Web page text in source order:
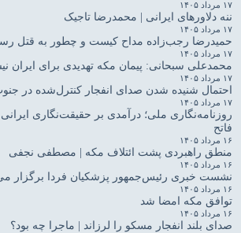
۱۷ مرداد ۱۴۰۵
ننه دلاورهای ایرانی | محمدرضا تاجیک
۱۷ مرداد ۱۴۰۵
حمیدرضا رجب‌زاده مداح کیست و چطور به قتل
۱۷ مرداد ۱۴۰۵
محمدعلی سبحانی: پیمان مکه تهدیدی برای ایران
۱۷ مرداد ۱۴۰۵
احتمال شنیده شدن صدای انفجار کنترل‌شده در
۱۷ مرداد ۱۴۰۵
روزنامه‌نگاری ملی؛ درآمدی بر حقیقت‌نگاری
فاتح
۱۶ مرداد ۱۴۰۵
منطق راهبردی پشت ائتلاف مکه | مصطفی نجفی
۱۶ مرداد ۱۴۰۵
نشست خبری رئیس‌جمهور پزشکیان فردا برگزار
۱۶ مرداد ۱۴۰۵
توافق مکه امضا شد
۱۶ مرداد ۱۴۰۵
صدای بلند انفجار مسکو را لرزاند | ماجرا چه بود؟